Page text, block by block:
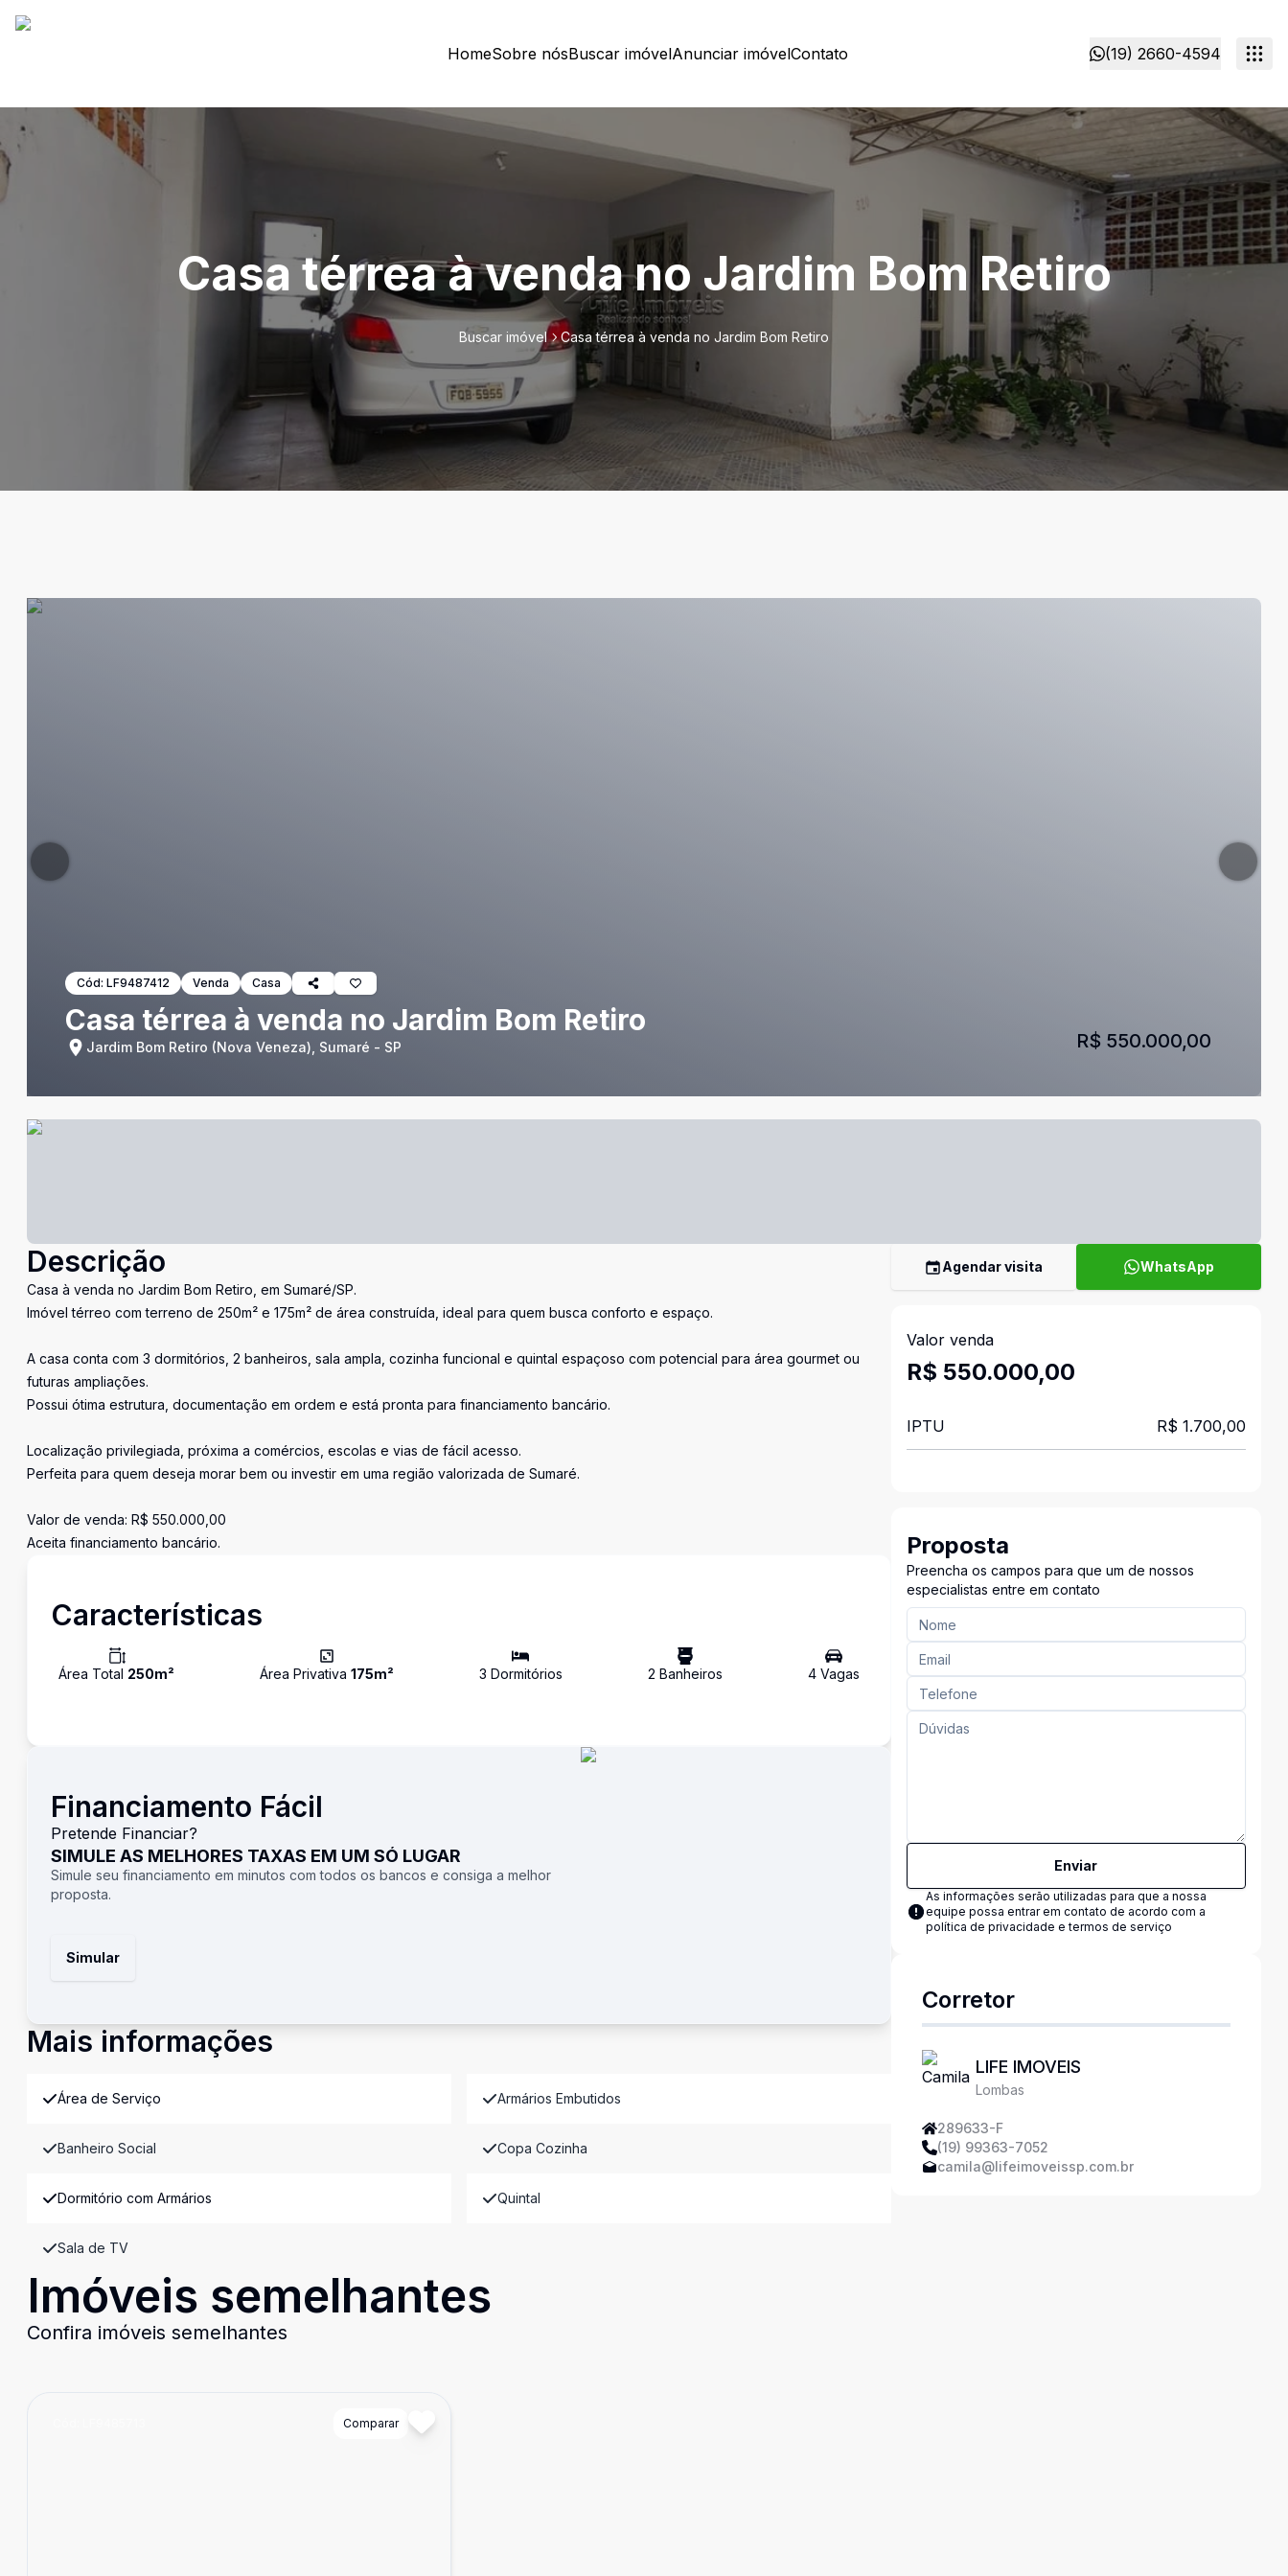
HomeSobre nósBuscar imóvelAnunciar imóvelContato (19) 2660-4594
Casa térrea à venda no Jardim Bom Retiro
Buscar imóvel Casa térrea à venda no Jardim Bom Retiro
Cód: LF9487412 Venda Casa
Casa térrea à venda no Jardim Bom Retiro
Jardim Bom Retiro (Nova Veneza), Sumaré - SP R$ 550.000,00
Descrição
Casa à venda no Jardim Bom Retiro, em Sumaré/SP.
Imóvel térreo com terreno de 250m² e 175m² de área construída, ideal para quem busca conforto e espaço.
A casa conta com 3 dormitórios, 2 banheiros, sala ampla, cozinha funcional e quintal espaçoso com potencial para área gourmet ou
futuras ampliações.
Possui ótima estrutura, documentação em ordem e está pronta para financiamento bancário.
Localização privilegiada, próxima a comércios, escolas e vias de fácil acesso.
Perfeita para quem deseja morar bem ou investir em uma região valorizada de Sumaré.
Valor de venda: R$ 550.000,00
Aceita financiamento bancário.
Características
Área Total 250m² Área Privativa 175m² 3 Dormitórios 2 Banheiros 4Vagas
Financiamento Fácil
Pretende Financiar?
SIMULE AS MELHORES TAXAS EM UM SÓ LUGAR
Simule seu financiamento em minutos com todos os bancos e consiga a melhor
proposta.
Simular
Mais informações
Área de Serviço Armários Embutidos
Banheiro Social Copa Cozinha
Dormitório com Armários Quintal
Sala de TV
Imóveis semelhantes
Confira imóveis semelhantes
Comparar
Agendar visita WhatsApp
Valor venda
R$ 550.000,00
IPTU R$ 1.700,00
Proposta
Preencha os campos para que um de nossos
especialistas entre em contato
Enviar
As informações serão utilizadas para que a nossa
equipe possa entrar em contato de acordo com a
política de privacidade e termos de serviço
Corretor
LIFE IMOVEIS
Lombas
289633-F
(19) 99363-7052
camila@lifeimoveissp.com.br